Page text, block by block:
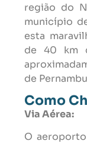
região do
município
esta
de 40 km
de
Como
Via Aérea:
O